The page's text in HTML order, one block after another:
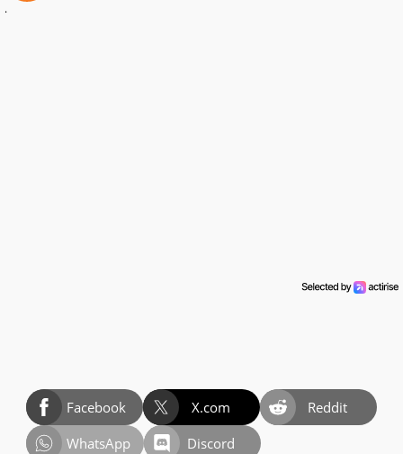
.
Facebook X.com
Reddit
WhatsApp
Discord